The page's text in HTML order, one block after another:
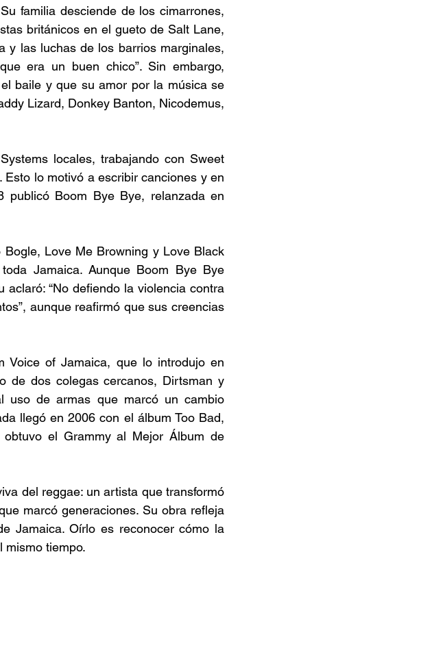
familia desciende de los cimarrones,
británicos en el gueto de Salt Lane,
y las luchas de los barrios marginales,
era un buen chico”. Sin embargo,
baile y que su amor por la música se
Lizard, Donkey Banton, Nicodemus,
locales, trabajando con Sweet
lo motivó a escribir canciones y en
publicó Boom Bye Bye, relanzada en
Love Me Browning y Love Black
Jamaica. Aunque Boom Bye Bye
“No defiendo la violencia contra
aunque reafirmó que sus creencias
Voice of Jamaica, que lo introdujo en
de dos colegas cercanos, Dirtsman y
uso de armas que marcó un cambio
llegó en 2006 con el álbum Too Bad,
el Grammy al Mejor Álbum de
del reggae: un artista que transformó
marcó generaciones. Su obra refleja
Jamaica. Oírlo es reconocer cómo la
mismo tiempo.